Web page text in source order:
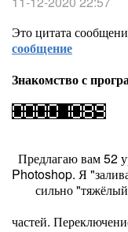
Это цитата
сообщение
Знакомство с
Предлагаю вам 52
Photoshop. Я
сильно
частей.